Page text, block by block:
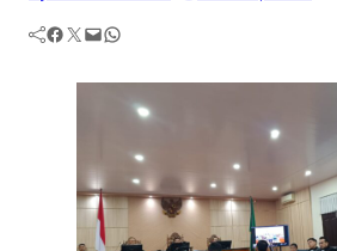
Facebook Twitter Mail WhatsApp